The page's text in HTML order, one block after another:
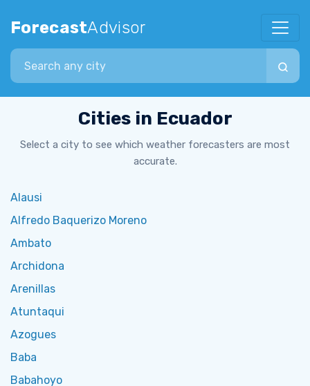
ForecastAdvisor
Search city
Cities in Ecuador
Select a city to see which weather forecasters are most
accurate.
Alausi
Alfredo Baquerizo Moreno
Ambato
Archidona
Arenillas
Atuntaqui
Azogues
Baba
Babahoyo